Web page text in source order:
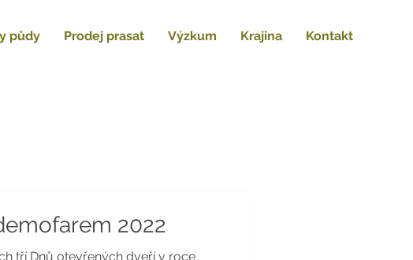
půdy Prodej prasat Výzkum Krajina Kontakt
2022
tří Dnů otevřených dveří v roce